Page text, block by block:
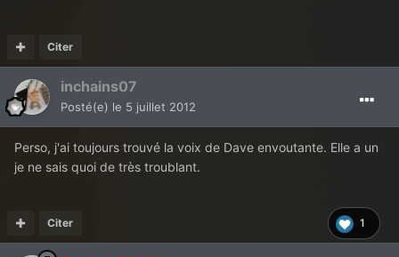
Citer
inchains07
Posté(e) le 5 juillet 2012
Perso, j'ai toujours trouvé la voix de Dave envoutante. Elle a un
je ne sais quoi de très troublant.
1
Citer